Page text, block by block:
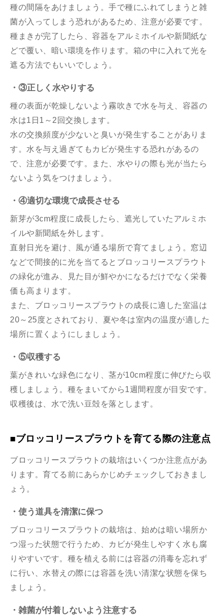
種の間隔をあけましょう。手で種にふれてしまうと雑
菌が入ってしまう恐れがあるため、注意が必要です。
種まきが完了したら、容器をアルミホイルや新聞紙な
どで覆い、暗い環境を作ります。箱の中に入れて光を
遮る方法でもいいでしょう。
・③正しく水やりする
種の表面が乾燥しないよう霧吹きで水を与え、容器の
水は1日1～2回交換します。
水の交換頻度が少ないと臭いが発生することがありま
す。水を与え過ぎてもカビが発生する恐れがあるの
で、注意が必要です。また、水やりの際も光が当たら
ないよう気をつけましょう。
・④適切な環境で成長させる
新芽が3cm程度に成長したら、遮光していたアルミホ
イルや新聞紙を外します。
直射日光を避け、風が通る場所で育てましょう。窓辺
などで間接的に光を当てるとブロッコリースプラウト
の緑化が進み、見た目が鮮やかになるだけでなく栄養
価も高まります。
また、ブロッコリースプラウトの成長に適した室温は
20～25度とされており、夏や冬は室内の温度が適した
場所に置くようにしましょう。
・⑤収穫する
葉がきれいな緑色になり、茎が10cm程度に伸びたら収
穫しましょう。種をまいてから1週間程度が目安です。
収穫後は、水で洗い豆殻を落とします。
■ブロッコリースプラウトを育てる際の注意点
ブロッコリースプラウトの栽培はいくつか注意点があ
ります。育てる前にあらかじめチェックしておきまし
ょう。
・使う道具を清潔に保つ
ブロッコリースプラウトの栽培は、始めは暗い場所か
つ湿った状態で行うため、カビが発生しやすく水も腐
りやすいです。種を植える前には容器の消毒を忘れず
に行い、水替えの際には容器を洗い清潔な状態を保ち
ましょう。
・雑菌が付着しないよう注意する